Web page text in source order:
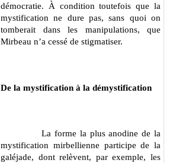
démocratie. À condition toutefois que la
mystification ne dure pas, sans quoi on
tomberait dans les manipulations, que
Mirbeau n’a cessé de stigmatiser.
De la mystification à la démystification
La forme la plus anodine de la
mystification mirbellienne participe de la
galéjade, dont relèvent, par exemple, les